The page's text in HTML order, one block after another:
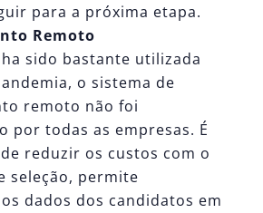
para a próxima etapa.
Remoto
sido bastante utilizada
o sistema de
remoto não foi
por todas as empresas. É
reduzir os custos com o
seleção, permite
dados dos candidatos em